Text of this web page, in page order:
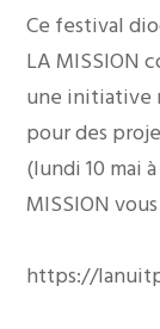
Ce festival
LA MISSION
une initiative
pour des
(lundi 10 mai
MISSION
https://